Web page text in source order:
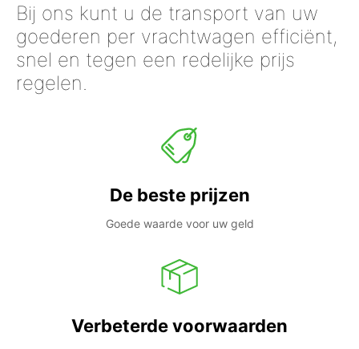
Bij ons kunt u de transport van uw
goederen per vrachtwagen efficiënt,
snel en tegen een redelijke prijs
regelen.
De beste prijzen
Goede waarde voor uw geld
Verbeterde voorwaarden